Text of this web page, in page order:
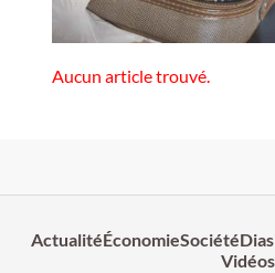
Aucun article trouvé.
ActualitéÉconomieSociété
Vidéos